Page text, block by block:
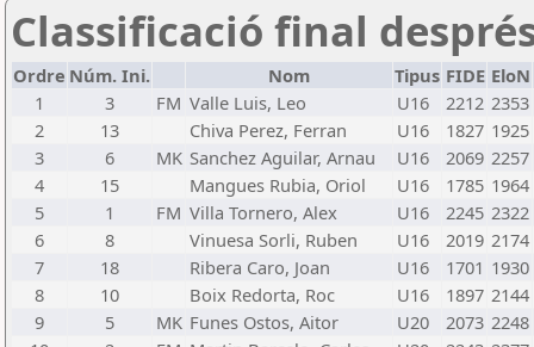
Classificació final
Ordre Núm. Ini. Nom Tipus FIDE EloN
1
3 FM Valle Luis, Leo U16 2212 2353
2
13 Chiva Perez, Ferran U16 1827 1925
3
6 MK Sanchez Aguilar, Arnau U16 2069 2257
4
15 Mangues Rubia, Oriol U16 1785 1964
5
1 FM Villa Tornero, Alex U16 2245 2322
6
8 Vinuesa Sorli, Ruben U16 2019 2174
7
18 Ribera Caro, Joan U16 1701 1930
8
10 Boix Redorta, Roc U16 1897 2144
9
5 MK Funes Ostos, Aitor U20 2073 2248